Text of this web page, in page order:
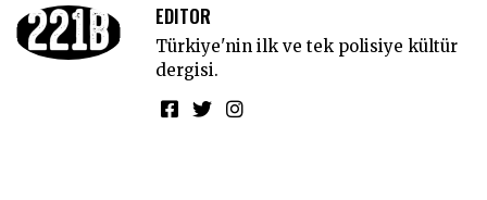
EDITOR
Türkiye'nin ilk ve tek polisiye kültür
dergisi.